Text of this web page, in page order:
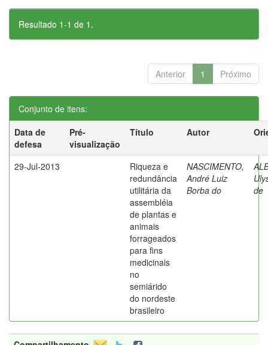
Resultado 1-1 de 1.
Anterior 1 Próximo
Conjunto de itens:
Data de
defesa
Pré-
visualização
Título Autor
29-Jul-2013
Riqueza e
redundância
utilitária da
assembléia
de plantas e
animais
forrageados
para fins
medicinais
no
semiárido
do nordeste
brasileiro
NASCIMENTO,
André Luiz
Borba do
de